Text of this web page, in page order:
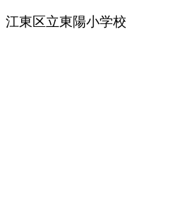
江東区立東陽小学校